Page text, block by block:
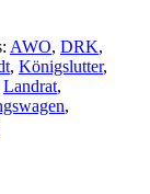
AWO, DRK,
, Königslutter,
Landrat,
,